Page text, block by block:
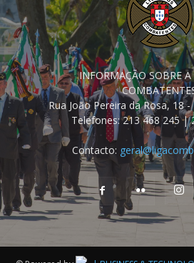
INFORMAÇÃO SOBRE
Rua João Pereira da Rosa, 18
Telefones: 213 468 245 |
Contacto: